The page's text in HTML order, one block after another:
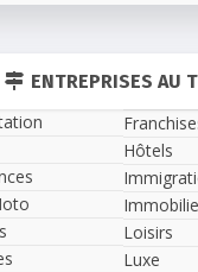
ENTREPRISES AU
Hôtels
Loisirs
Luxe